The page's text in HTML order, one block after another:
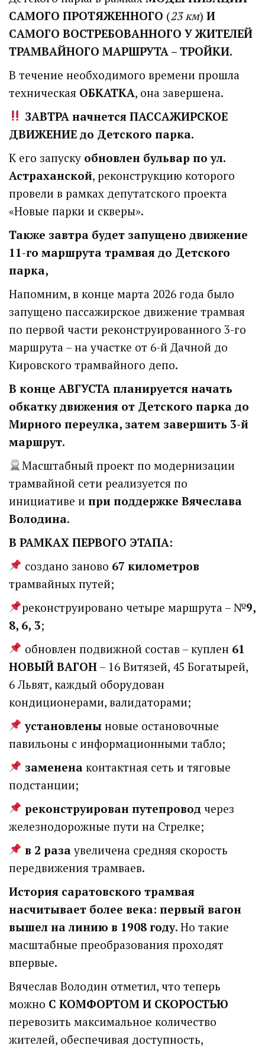
САМОГО ПРОТЯЖЕННОГО (23 км) И
САМОГО ВОСТРЕБОВАННОГО У ЖИТЕЛЕЙ
ТРАМВАЙНОГО МАРШРУТА – ТРОЙКИ.
В течение необходимого времени прошла
техническая ОБКАТКА, она завершена.
ЗАВТРА начнется ПАССАЖИРСКОЕ
ДВИЖЕНИЕ до Детского парка.
К его запуску обновлен бульвар по ул.
Астраханской, реконструкцию которого
провели в рамках депутатского проекта
«Новые парки и скверы».
Также завтра будет запущено движение
11-го маршрута трамвая до Детского
парка,
Напомним, в конце марта 2026 года было
запущено пассажирское движение трамвая
по первой части реконструированного 3-го
маршрута – на участке от 6-й Дачной до
Кировского трамвайного депо.
В конце АВГУСТА планируется начать
обкатку движения от Детского парка до
Мирного переулка, затем завершить 3-й
маршрут.
Масштабный проект по модернизации
трамвайной сети реализуется по
инициативе и при поддержке Вячеслава
Володина.
В РАМКАХ ПЕРВОГО ЭТАПА:
создано заново 67 километров
трамвайных путей;
реконструировано четыре маршрута – №9,
8, 6, 3;
обновлен подвижной состав – куплен 61
НОВЫЙ ВАГОН – 16 Витязей, 45 Богатырей,
6 Львят, каждый оборудован
кондиционерами, валидаторами;
установленыновые остановочные
павильоны с информационными табло;
замененаконтактная сеть и тяговые
подстанции;
реконструирован путепровод через
железнодорожные пути на Стрелке;
в 2 разаувеличена средняя скорость
передвижения трамваев.
История саратовского трамвая
насчитывает более века: первый вагон
вышел на линию в 1908 году. Но такие
масштабные преобразования проходят
впервые.
Вячеслав Володин отметил, что теперь
можно С КОМФОРТОМ И СКОРОСТЬЮ
перевозить максимальное количество
жителей, обеспечивая доступность,